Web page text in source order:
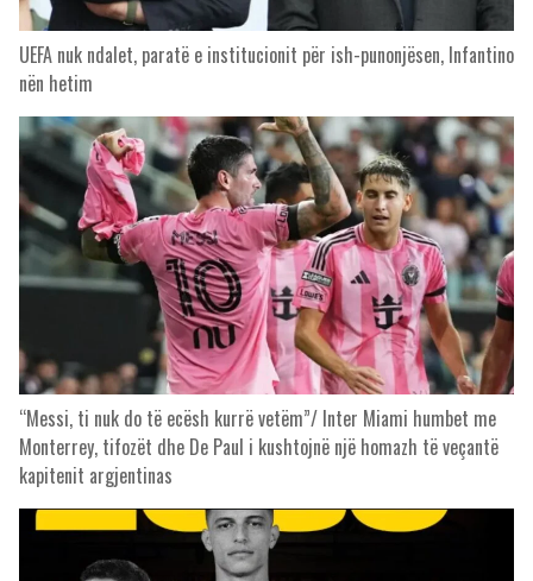
UEFA nuk ndalet, paratë e institucionit për ish-punonjësen, Infantino
nën hetim
“Messi, ti nuk do të ecësh kurrë vetëm”/ Inter Miami humbet me
Monterrey, tifozët dhe De Paul i kushtojnë një homazh të veçantë
kapitenit argjentinas